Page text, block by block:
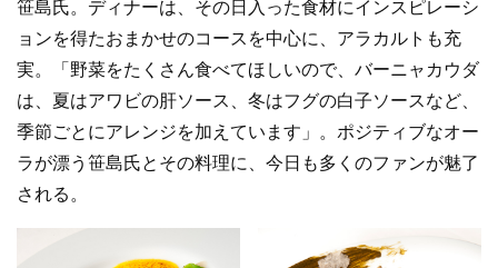
笹島氏。ディナーは、その日入った食材にインスピレーシ
ョンを得たおまかせのコースを中心に、アラカルトも充
実。「野菜をたくさん食べてほしいので、バーニャカウダ
は、夏はアワビの肝ソース、冬はフグの白子ソースなど、
季節ごとにアレンジを加えています」。ポジティブなオー
ラが漂う笹島氏とその料理に、今日も多くのファンが魅了
される。